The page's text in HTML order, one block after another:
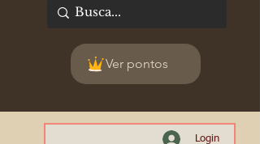
Ver pontos
Login